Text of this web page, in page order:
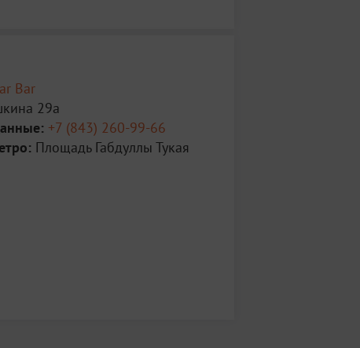
Bar
29а
+7 (843) 260-99-66
Площадь Габдуллы Тукая